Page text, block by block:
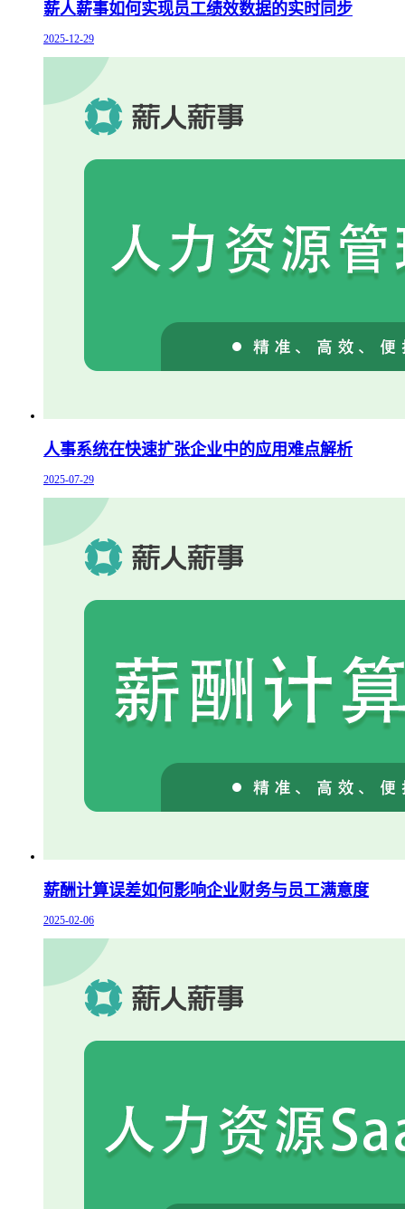
薪人薪事如何实现员工绩效数据的实时同步
2025-12-29
人事系统在快速扩张企业中的应用难点解析
2025-07-29
薪酬计算误差如何影响企业财务与员工满意度
2025-02-06